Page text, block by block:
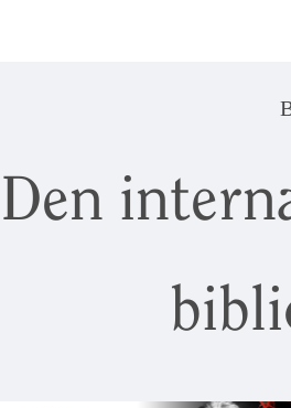
Den